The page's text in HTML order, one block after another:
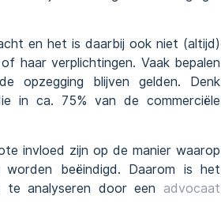
en het is daarbij ook niet (altijd)
haar verplichtingen. Vaak bepalen
opzegging blijven gelden. Denk
in ca. 75% van de commerciële
invloed zijn op de manier waarop
beëindigd. Daarom is het
te analyseren door een advocaat